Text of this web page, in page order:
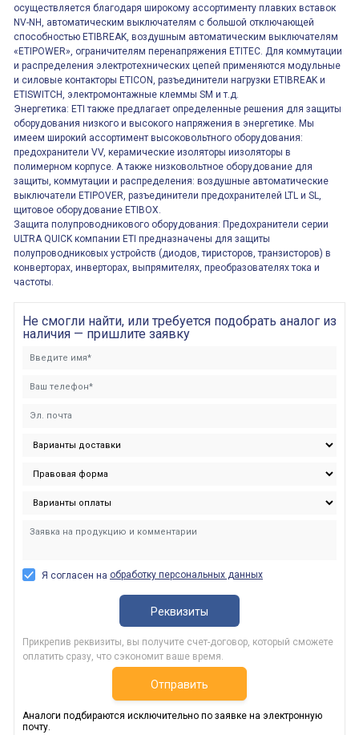
осуществляется благодаря широкому ассортименту плавких вставок
NV-NH, автоматическим выключателям с большой отключающей
способностью ETIBREAK, воздушным автоматическим выключателям
«ETIPOWER», ограничителям перенапряжения ETITEC. Для коммутации
и распределения электротехнических цепей применяются модульные
и силовые контакторы ETICON, разъединители нагрузки ETIBREAK и
ETISWITCH, электромонтажные клеммы SM и т.д.
Энергетика: ETI также предлагает определенные решения для защиты
оборудования низкого и высокого напряжения в энергетике. Мы
имеем широкий ассортимент высоковольтного оборудования:
предохранители VV, керамические изоляторы иизоляторы в
полимерном корпусе. А также низковольтное оборудование для
защиты, коммутации и распределения: воздушные автоматические
выключатели ETIPOVER, разъединители предохранителей LTL и SL,
щитовое оборудование ETIBOX.
Защита полупроводникового оборудования: Предохранители серии
ULTRA QUICK компании ETI предназначены для защиты
полупроводниковых устройств (диодов, тиристоров, транзисторов) в
конверторах, инверторах, выпрямителях, преобразователях тока и
частоты.
Не смогли найти, или требуется подобрать аналог из
наличия — пришлите заявку
Я согласен на обработку персональных данных
Реквизиты
Прикрепив реквизиты, вы получите счет-договор, который сможете
оплатить сразу, что сэкономит ваше время.
Отправить
Аналоги подбираются исключительно по заявке на электронную
почту.